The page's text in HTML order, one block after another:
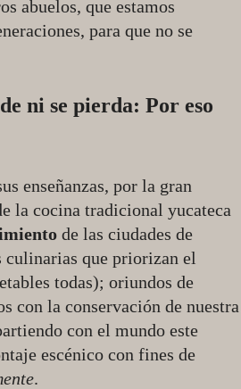
abuelos, que estamos
para que no se
ni se pierda: Por eso
enseñanzas, por la gran
la cocina tradicional yucateca
de las ciudades de
culinarias que priorizan el
todas); oriundos de
con la conservación de nuestra
con el mundo este
escénico con fines de
.